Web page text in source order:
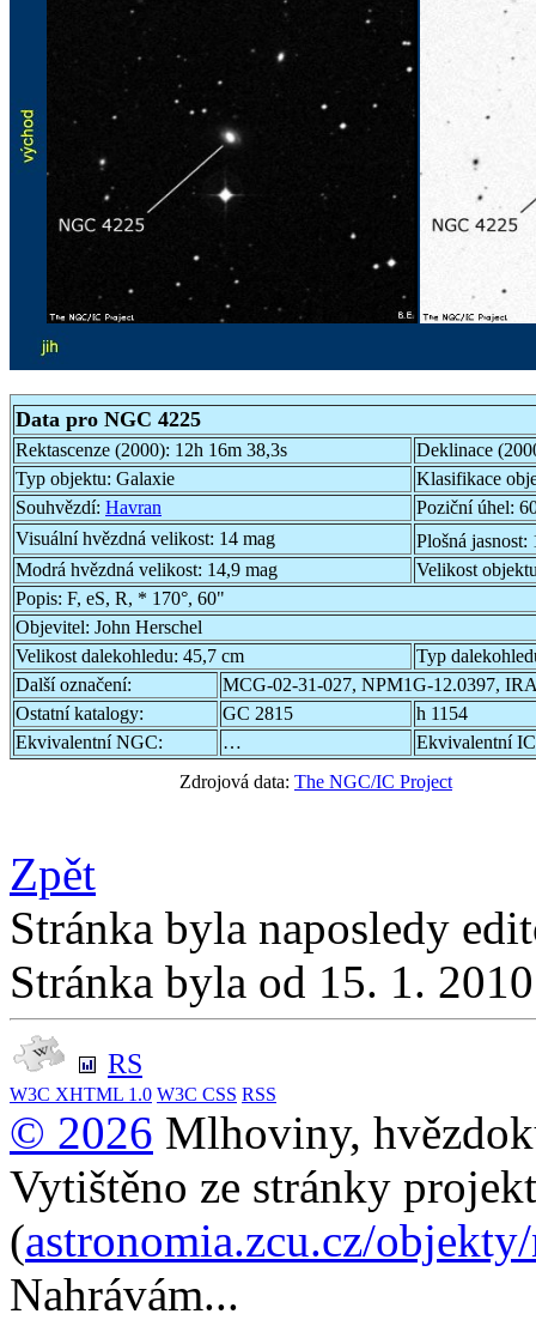
Data pro NGC 4225
Rektascenze (2000): 12h 16m 38,3s
Deklinace
Typ objektu: Galaxie
Klasifikace
Souhvězdí: Havran Poziční úhel:
Visuální hvězdná velikost: 14 mag Plošná jasnost:
Modrá hvězdná velikost: 14,9 mag
Velikost
Popis: F, eS, R, * 170°, 60"
Objevitel: John Herschel
Velikost dalekohledu: 45,7 cm
Typ
Další označení:
MCG-02-31-027, NPM1G-12.0397,
Ostatní katalogy:
GC 2815
h 1154
Ekvivalentní NGC:
…
Ekvivalentní
Zdrojová data: The NGC/IC Project
Zpět
Stránka byla naposledy
Stránka byla od 15. 1.
RS
W3C XHTML 1.0 W3C CSS RSS
© 2026 Mlhoviny,
Vytištěno ze stránky
(astronomia.zcu.cz/
Nahrávám...